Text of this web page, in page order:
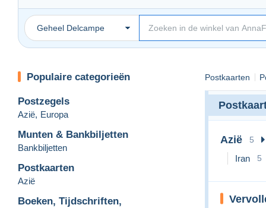
Geheel Delcampe
Populaire categorieën
Postzegels
Azië, Europa
Munten & Bankbiljetten
Bankbiljetten
Postkaarten
Azië
Boeken, Tijdschriften,
Postkaarten
Azië 5
Iran 5